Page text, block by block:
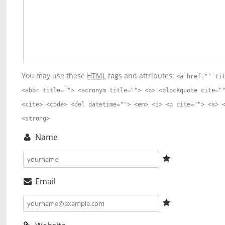
You may use these HTML tags and attributes:<a href=""
<abbr title=""> <acronym title=""> <b> <blockquote
<cite> <code> <del datetime=""> <em> <i> <q cite=""> <s>
<strong>
Name
Email